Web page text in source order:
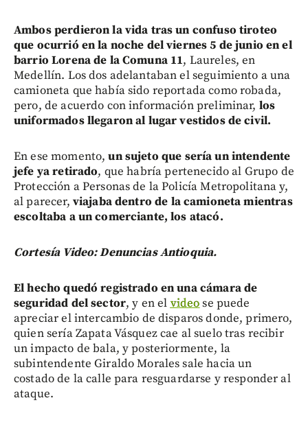
Ambos perdieron la vida tras un confuso tiroteo
que ocurrió en la noche del viernes 5 de junio en el
barrio Lorena de la Comuna 11, Laureles, en
Medellín. Los dos adelantaban el seguimiento a una
camioneta que había sido reportada como robada,
pero, de acuerdo con información preliminar, los
uniformados llegaron al lugar vestidos de civil.
En ese momento,un sujeto que sería un intendente
jefe ya retirado, que habría pertenecido al Grupo de
Protección a Personas de la Policía Metropolitana y,
al parecer, viajaba dentro de la camioneta mientras
escoltaba a un comerciante, los atacó.
Cortesía Video: Denuncias Antioquia.
El hecho quedó registrado en una cámara de
seguridad del sector, y en el videose puede
apreciar el intercambio de disparos donde, primero,
quien sería Zapata Vásquez cae al suelo tras recibir
un impacto de bala, y posteriormente, la
subintendente Giraldo Morales sale hacia un
costado de la calle para resguardarse y responder al
ataque.